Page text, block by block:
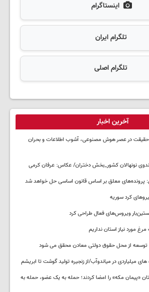
اینستاگرام
تلگرام ایران
تلگرام اصلی
آخرین اخبار
حقیقت در عصر هوش مصنوعی، آشوب اطلاعات و بحران
نونهالان کشور_بخش دختران/ عکاس: عرفان کرمی
پرونده‌های معلق بر اساس قانون اساسی حل خواهد شد
کرد سوریه
ویروس‌های فعال طراحی کرد
مورد نیاز استان نداریم
توسعه از محل حقوق دولتی معادن محقق می شود
های میلیاردی در میاندوآب/از زنجیره تولید گوشت تا ابریشم
«پیمان مکه» را امضا کردند؛ حمله به یک عضو، حمله به